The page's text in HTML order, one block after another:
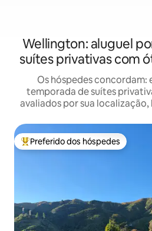
Wellington: aluguel
suítes privativas com
Os hóspedes concordam:
temporada de suítes
avaliados por sua
Entre os melhores preferidos dos
Preferido dos hóspedes